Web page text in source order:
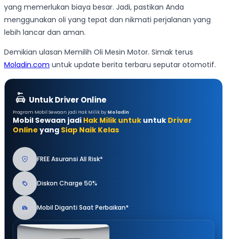
yang memerlukan biaya besar. Jadi, pastikan Anda
menggunakan oli yang tepat dan nikmati perjalanan yang
lebih lancar dan aman.
Demikian ulasan Memilih Oli Mesin Motor. Simak terus
Moladin.com untuk update berita terbaru seputar otomotif.
Untuk Driver Online
Program Mobil Sewaan jadi Hak Milik by Moladin
Mobil Sewaan jadi Hak Milik untuk untuk Driver
Online yang Siap Naik Kelas
FREE Asuransi All Risk*
Diskon Charge 50%
Mobil Diganti Saat Perbaikan*